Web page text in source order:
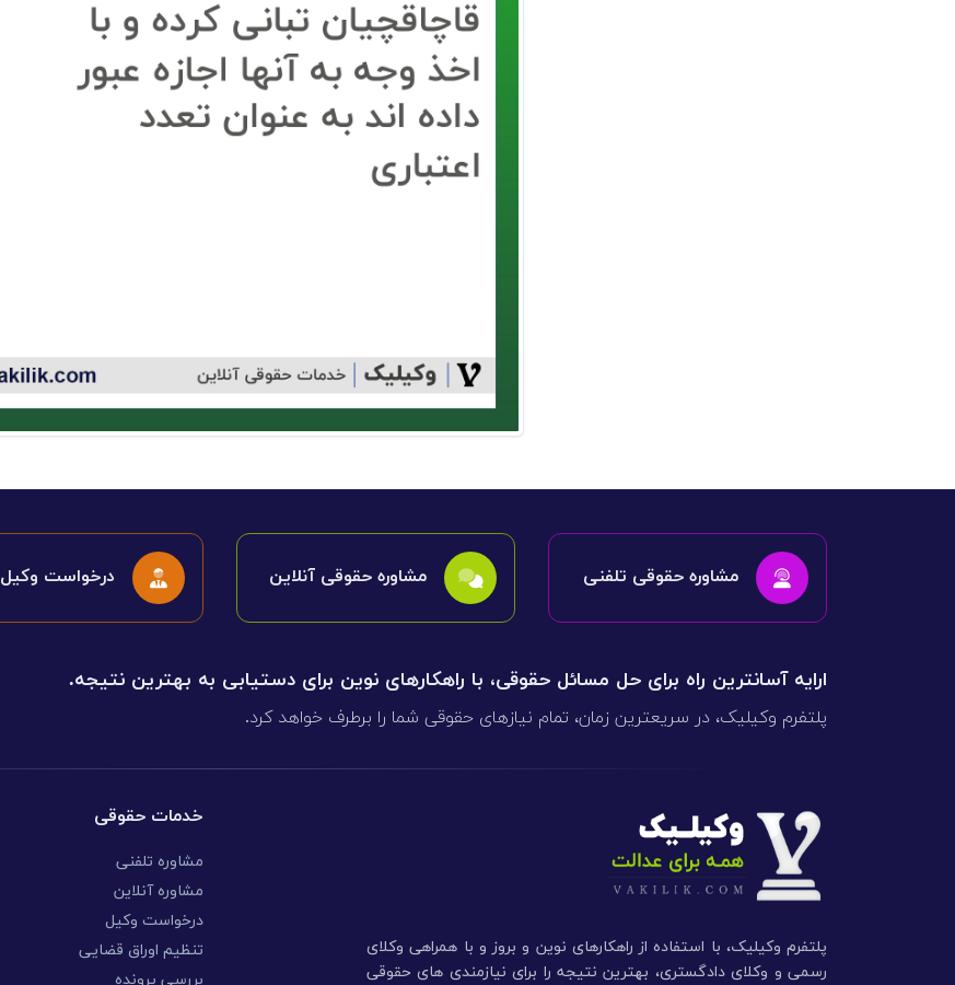
مشاوره حقوقی تلفنی مشاوره حقوقی آنلاین درخواست وکیل
ارایه آسانترین راه برای حل مسائل حقوقی، با راهکارهای نوین برای دستیابی به بهترین نتیجه.
پلتفرم وکیلیک، در سریعترین زمان، تمام نیازهای حقوقی شما را برطرف خواهد کرد.
پلتفرم وکیلیک، با استفاده از راهکارهای نوین و بروز و با همراهی وکلای
رسمی و وکلای دادگستری، بهترین نتیجه را برای نیازمندی های حقوقی
خدمات حقوقی
مشاوره تلفنی
مشاوره آنلاین
درخواست وکیل
تنظیم اوراق قضایی
بررسی پرونده